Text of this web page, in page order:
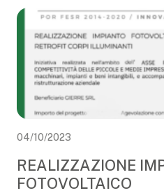
04/10/2023
REALIZZAZIONE
FOTOVOLTAICO